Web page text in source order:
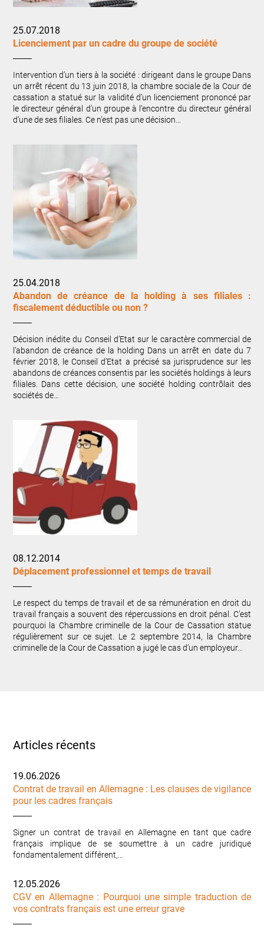
25.07.2018
Licenciement par un cadre du groupe de société
Intervention d’un tiers à la société : dirigeant dans le groupe Dans
un arrêt récent du 13 juin 2018, la chambre sociale de la Cour de
cassation a statué sur la validité d’un licenciement prononcé par
le directeur général d’un groupe à l’encontre du directeur général
d’une de ses filiales. Ce n’est pas une décision…
25.04.2018
Abandon de créance de la holding à ses filiales :
fiscalement déductible ou non ?
Décision inédite du Conseil d’Etat sur le caractère commercial de
l’abandon de créance de la holding Dans un arrêt en date du 7
février 2018, le Conseil d’Etat a précisé sa jurisprudence sur les
abandons de créances consentis par les sociétés holdings à leurs
filiales. Dans cette décision, une société holding contrôlait des
sociétés de…
08.12.2014
Déplacement professionnel et temps de travail
Le respect du temps de travail et de sa rémunération en droit du
travail français a souvent des répercussions en droit pénal. C’est
pourquoi la Chambre criminelle de la Cour de Cassation statue
régulièrement sur ce sujet. Le 2 septembre 2014, la Chambre
criminelle de la Cour de Cassation a jugé le cas d’un employeur…
Articles récents
19.06.2026
Contrat de travail en Allemagne : Les clauses de vigilance
pour les cadres français
Signer un contrat de travail en Allemagne en tant que cadre
français implique de se soumettre à un cadre juridique
fondamentalement différent,…
12.05.2026
CGV en Allemagne : Pourquoi une simple traduction de
vos contrats français est une erreur grave